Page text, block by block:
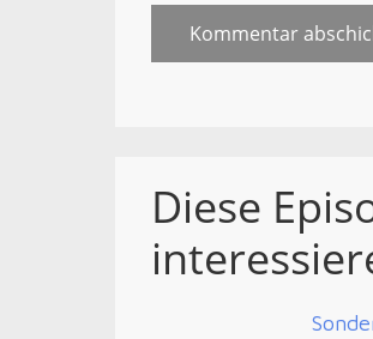
Diese